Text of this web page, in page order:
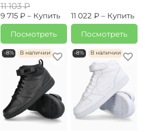
11 103 ₽
9 715 ₽ – Купить
Посмотреть
11 022 ₽ – Купить
Посмотреть
-8% В наличии -8% В наличии